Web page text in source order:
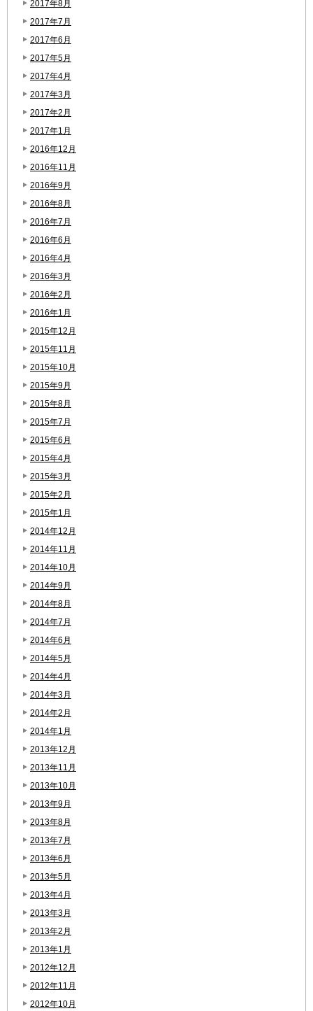
2017年8月
2017年7月
2017年6月
2017年5月
2017年4月
2017年3月
2017年2月
2017年1月
2016年12月
2016年11月
2016年9月
2016年8月
2016年7月
2016年6月
2016年4月
2016年3月
2016年2月
2016年1月
2015年12月
2015年11月
2015年10月
2015年9月
2015年8月
2015年7月
2015年6月
2015年4月
2015年3月
2015年2月
2015年1月
2014年12月
2014年11月
2014年10月
2014年9月
2014年8月
2014年7月
2014年6月
2014年5月
2014年4月
2014年3月
2014年2月
2014年1月
2013年12月
2013年11月
2013年10月
2013年9月
2013年8月
2013年7月
2013年6月
2013年5月
2013年4月
2013年3月
2013年2月
2013年1月
2012年12月
2012年11月
2012年10月